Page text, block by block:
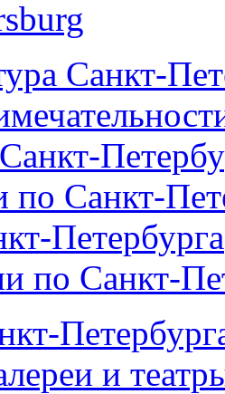
Санкт-
по Санкт-
Петербурга
по Санкт-
и